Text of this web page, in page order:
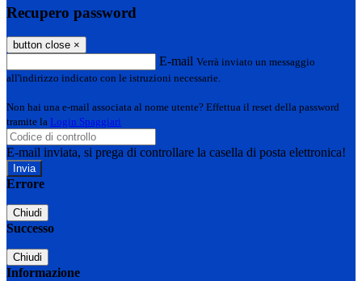
Recupero password
button close ×
E-mail Verrà inviato un messaggio
all'indirizzo indicato con le istruzioni necessarie.
Non hai una e-mail associata al nome utente? Effettua il reset della password
tramite la Login Spaggiari
E-mail inviata, si prega di controllare la casella di posta elettronica!
Errore
Chiudi
Successo
Chiudi
Informazione